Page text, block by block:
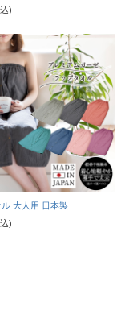
)
大人用 日本製
)